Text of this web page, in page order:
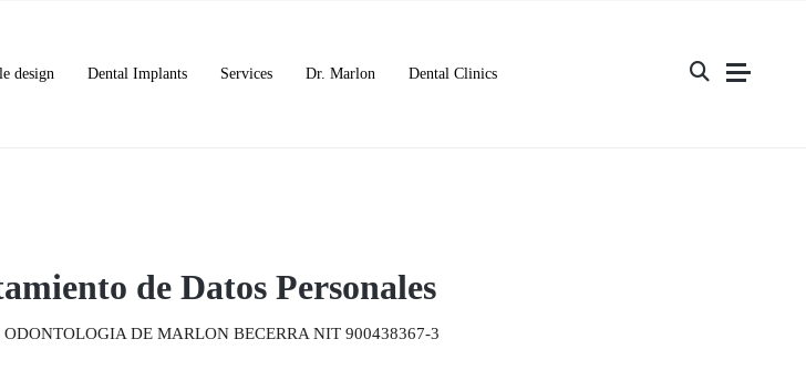
design Dental Implants Services Dr. Marlon Dental Clinics
de Datos Personales
DE MARLON BECERRA NIT 900438367-3